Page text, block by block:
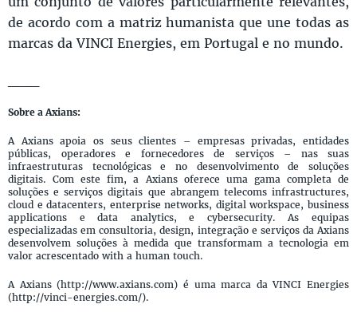
de acordo com a matriz humanista que une todas as
marcas da VINCI Energies, em Portugal e no mundo.
Sobre a Axians:
A Axians apoia os seus clientes – empresas privadas, entidades
públicas, operadores e fornecedores de serviços – nas suas
infraestruturas tecnológicas e no desenvolvimento de soluções
digitais. Com este fim, a Axians oferece uma gama completa de
soluções e serviços digitais que abrangem telecoms infrastructures,
cloud e datacenters, enterprise networks, digital workspace, business
applications e data analytics, e cybersecurity. As equipas
especializadas em consultoria, design, integração e serviços da Axians
desenvolvem soluções à medida que transformam a tecnologia em
valor acrescentado with a human touch.
A Axians (http://www.axians.com) é uma marca da VINCI Energies
(http://vinci-energies.com/).